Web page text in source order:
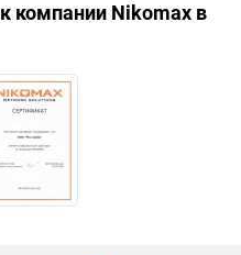
компании Nikomax в